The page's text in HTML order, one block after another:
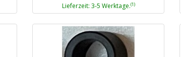
Lieferzeit: 3-5 Werktage.(1)